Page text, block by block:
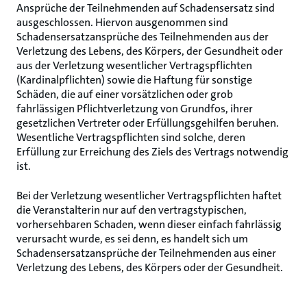
Ansprüche der Teilnehmenden auf Schadensersatz sind
ausgeschlossen. Hiervon ausgenommen sind
Schadensersatzansprüche des Teilnehmenden aus der
Verletzung des Lebens, des Körpers, der Gesundheit oder
aus der Verletzung wesentlicher Vertragspflichten
(Kardinalpflichten) sowie die Haftung für sonstige
Schäden, die auf einer vorsätzlichen oder grob
fahrlässigen Pflichtverletzung von Grundfos, ihrer
gesetzlichen Vertreter oder Erfüllungsgehilfen beruhen.
Wesentliche Vertragspflichten sind solche, deren
Erfüllung zur Erreichung des Ziels des Vertrags notwendig
ist.
Bei der Verletzung wesentlicher Vertragspflichten haftet
die Veranstalterin nur auf den vertragstypischen,
vorhersehbaren Schaden, wenn dieser einfach fahrlässig
verursacht wurde, es sei denn, es handelt sich um
Schadensersatzansprüche der Teilnehmenden aus einer
Verletzung des Lebens, des Körpers oder der Gesundheit.